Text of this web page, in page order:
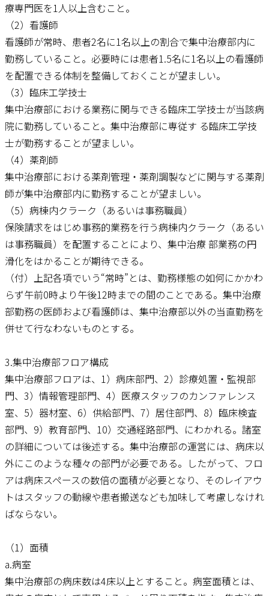
療専門医を1人以上含むこと。
（2）看護師
看護師が常時、患者2名に1名以上の割合で集中治療部内に
勤務していること。必要時には患者1.5名に1名以上の看護師
を配置できる体制を整備しておくことが望ましい。
（3）臨床工学技士
集中治療部における業務に関与できる臨床工学技士が当該病
院に勤務していること。集中治療部に専従す る臨床工学技
士が勤務することが望ましい。
（4）薬剤師
集中治療部における薬剤管理・薬剤調製などに関与する薬剤
師が集中治療部内に勤務することが望ましい。
（5）病棟内クラーク（あるいは事務職員）
保険請求をはじめ事務的業務を行う病棟内クラーク（あるい
は事務職員）を配置することにより、集中治療 部業務の円
滑化をはかることが期待できる。
（付）上記各項でいう“常時”とは、勤務様態の如何にかかわ
らず午前0時より午後12時までの間のことである。集中治療
部勤務の医師および看護師は、集中治療部以外の当直勤務を
併せて行なわないものとする。
3.集中治療部フロア構成
集中治療部フロアは、1）病床部門、2）診療処置・監視部
門、3）情報管理部門、4）医療スタッフのカンファレンス
室、5）器材室、6）供給部門、7）居住部門、8）臨床検査
部門、9）教育部門、10）交通経路部門、にわかれる。諸室
の詳細については後述する。集中治療部の運営には、病床以
外にこのような種々の部門が必要である。したがって、フロ
アは病床スペースの数倍の面積が必要となり、そのレイアウ
トはスタッフの動線や患者搬送なども加味して考慮しなけれ
ばならない。
（1）面積
a.病室
集中治療部の病床数は4床以上とすること。病室面積とは、